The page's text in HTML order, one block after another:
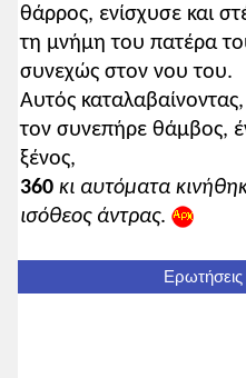
θάρρος, ενίσχυσε και
τη μνήμη του πατέρα
συνεχώς στον νου του.
Αυτός
τον συνεπήρε θάμβος,
ξένος,
360 κι αυτόματα
ισόθεος άντρας.